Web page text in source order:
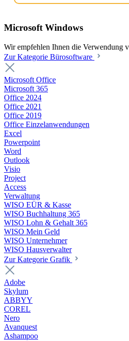
Microsoft Windows
Wir empfehlen Ihnen die Verwendung
Zur Kategorie Bürosoftware
Microsoft Office
Microsoft 365
Office 2024
Office 2021
Office 2019
Office Einzelanwendungen
Excel
Powerpoint
Word
Outlook
Visio
Project
Access
Verwaltung
WISO EÜR & Kasse
WISO Buchhaltung 365
WISO Lohn & Gehalt 365
WISO Mein Geld
WISO Unternehmer
WISO Hausverwalter
Zur Kategorie Grafik
Adobe
Skylum
ABBYY
COREL
Nero
Avanquest
Ashampoo